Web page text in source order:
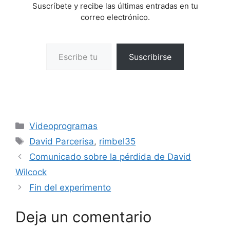
Suscríbete y recibe las últimas entradas en tu
correo electrónico.
Suscribirse
Categorías
Videoprogramas
Etiquetas
David Parcerisa, rimbel35
Comunicado sobre la pérdida de David
Wilcock
Fin del experimento
Deja un comentario